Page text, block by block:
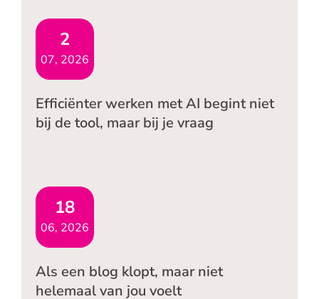
2
07, 2026
Efficiënter werken met AI begint niet
bij de tool, maar bij je vraag
18
06, 2026
Als een blog klopt, maar niet
helemaal van jou voelt